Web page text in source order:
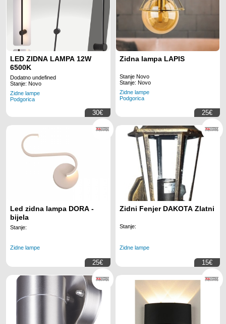
LED ZIDNA LAMPA 12W
6500K
Dodatno undefined
Stanje: Novo
Zidne lampe
Podgorica
30€
Zidna lampa LAPIS
Stanje Novo
Stanje: Novo
Zidne lampe
Podgorica
25€
Led zidna lampa DORA -
bijela
Stanje:
Zidne lampe
25€
Zidni Fenjer DAKOTA Zlatni
Stanje:
Zidne lampe
15€